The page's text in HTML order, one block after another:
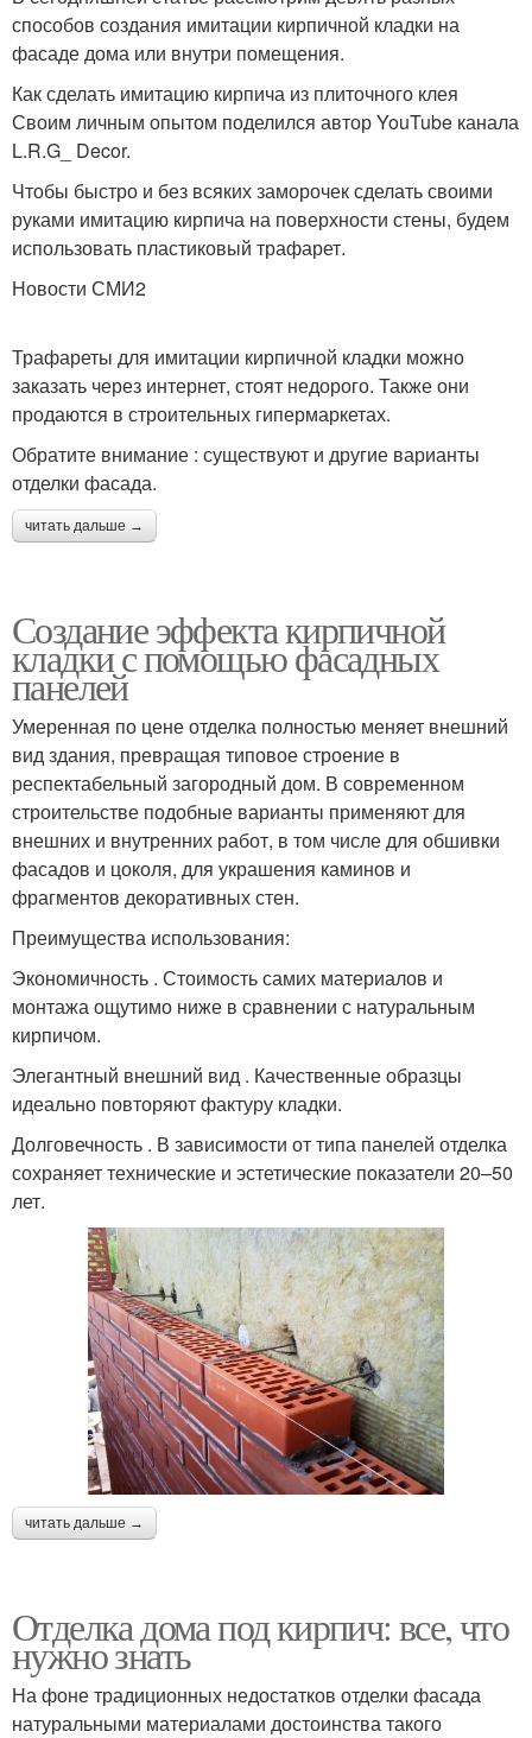
способов создания имитации кирпичной кладки на
фасаде дома или внутри помещения.
Как сделать имитацию кирпича из плиточного клея
Своим личным опытом поделился автор YouTube канала
L.R.G_ Decor.
Чтобы быстро и без всяких заморочек сделать своими
руками имитацию кирпича на поверхности стены, будем
использовать пластиковый трафарет.
Новости СМИ2
Трафареты для имитации кирпичной кладки можно
заказать через интернет, стоят недорого. Также они
продаются в строительных гипермаркетах.
Обратите внимание : существуют и другие варианты
отделки фасада.
читать дальше →
Создание эффекта кирпичной
кладки с помощью фасадных
панелей
Умеренная по цене отделка полностью меняет внешний
вид здания, превращая типовое строение в
респектабельный загородный дом. В современном
строительстве подобные варианты применяют для
внешних и внутренних работ, в том числе для обшивки
фасадов и цоколя, для украшения каминов и
фрагментов декоративных стен.
Преимущества использования:
Экономичность . Стоимость самих материалов и
монтажа ощутимо ниже в сравнении с натуральным
кирпичом.
Элегантный внешний вид . Качественные образцы
идеально повторяют фактуру кладки.
Долговечность . В зависимости от типа панелей отделка
сохраняет технические и эстетические показатели 20–50
лет.
читать дальше →
Отделка дома под кирпич: все, что
нужно знать
На фоне традиционных недостатков отделки фасада
натуральными материалами достоинства такого